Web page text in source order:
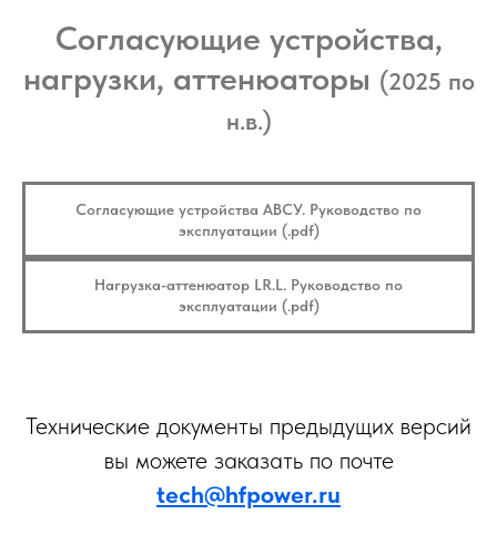
Согласующие устройства,
нагрузки, аттенюаторы (2025 по
н.в.)
Согласующие устройства АВСУ. Руководство по
эксплуатации (.pdf)
Нагрузка-аттенюатор LR.L. Руководство по
эксплуатации (.pdf)
Технические документы предыдущих версий
вы можете заказать по почте
tech@hfpower.ru